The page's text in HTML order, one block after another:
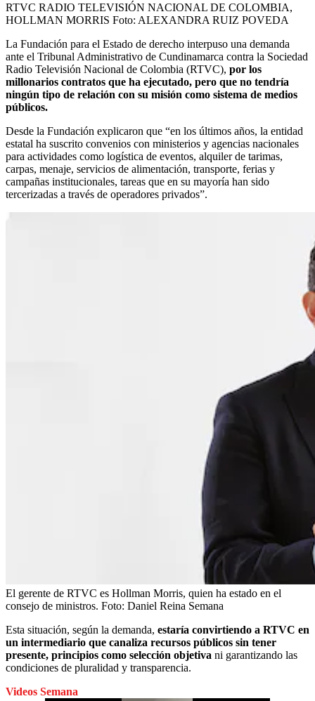
RTVC RADIO TELEVISIÓN NACIONAL DE COLOMBIA,
HOLLMAN MORRIS Foto: ALEXANDRA RUIZ POVEDA
La Fundación para el Estado de derecho interpuso una demanda
ante el Tribunal Administrativo de Cundinamarca contra la Sociedad
Radio Televisión Nacional de Colombia (RTVC), por los
millonarios contratos que ha ejecutado, pero que no tendría
ningún tipo de relación con su misión como sistema de medios
públicos.
Desde la Fundación explicaron que “en los últimos años, la entidad
estatal ha suscrito convenios con ministerios y agencias nacionales
para actividades como logística de eventos, alquiler de tarimas,
carpas, menaje, servicios de alimentación, transporte, ferias y
campañas institucionales, tareas que en su mayoría han sido
tercerizadas a través de operadores privados”.
El gerente de RTVC es Hollman Morris, quien ha estado en el
consejo de ministros. Foto: Daniel Reina Semana
Esta situación, según la demanda, estaría convirtiendo a RTVC en
un intermediario que canaliza recursos públicos sin tener
presente, principios como selección objetiva ni garantizando las
condiciones de pluralidad y transparencia.
Videos Semana